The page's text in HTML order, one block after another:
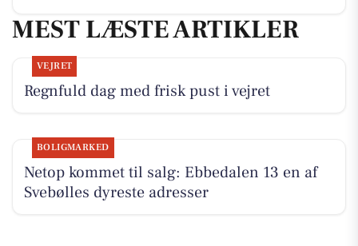
MEST LÆSTE ARTIKLER
VEJRET
Regnfuld dag med frisk pust i vejret
BOLIGMARKED
Netop kommet til salg: Ebbedalen 13 en af
Svebølles dyreste adresser